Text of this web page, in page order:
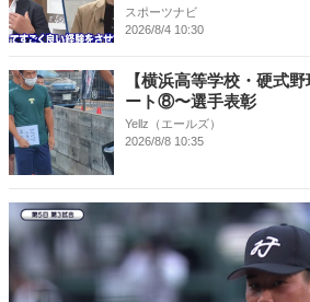
スポーツナビ
2026/8/4 10:30
【横浜高等学校・硬式
ート⑧〜選手表彰
Yellz（エールズ）
2026/8/8 10:35